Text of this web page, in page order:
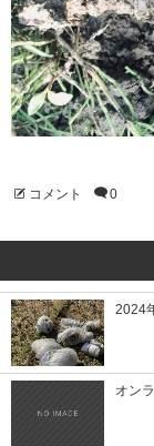
コメント 0
2024
オン